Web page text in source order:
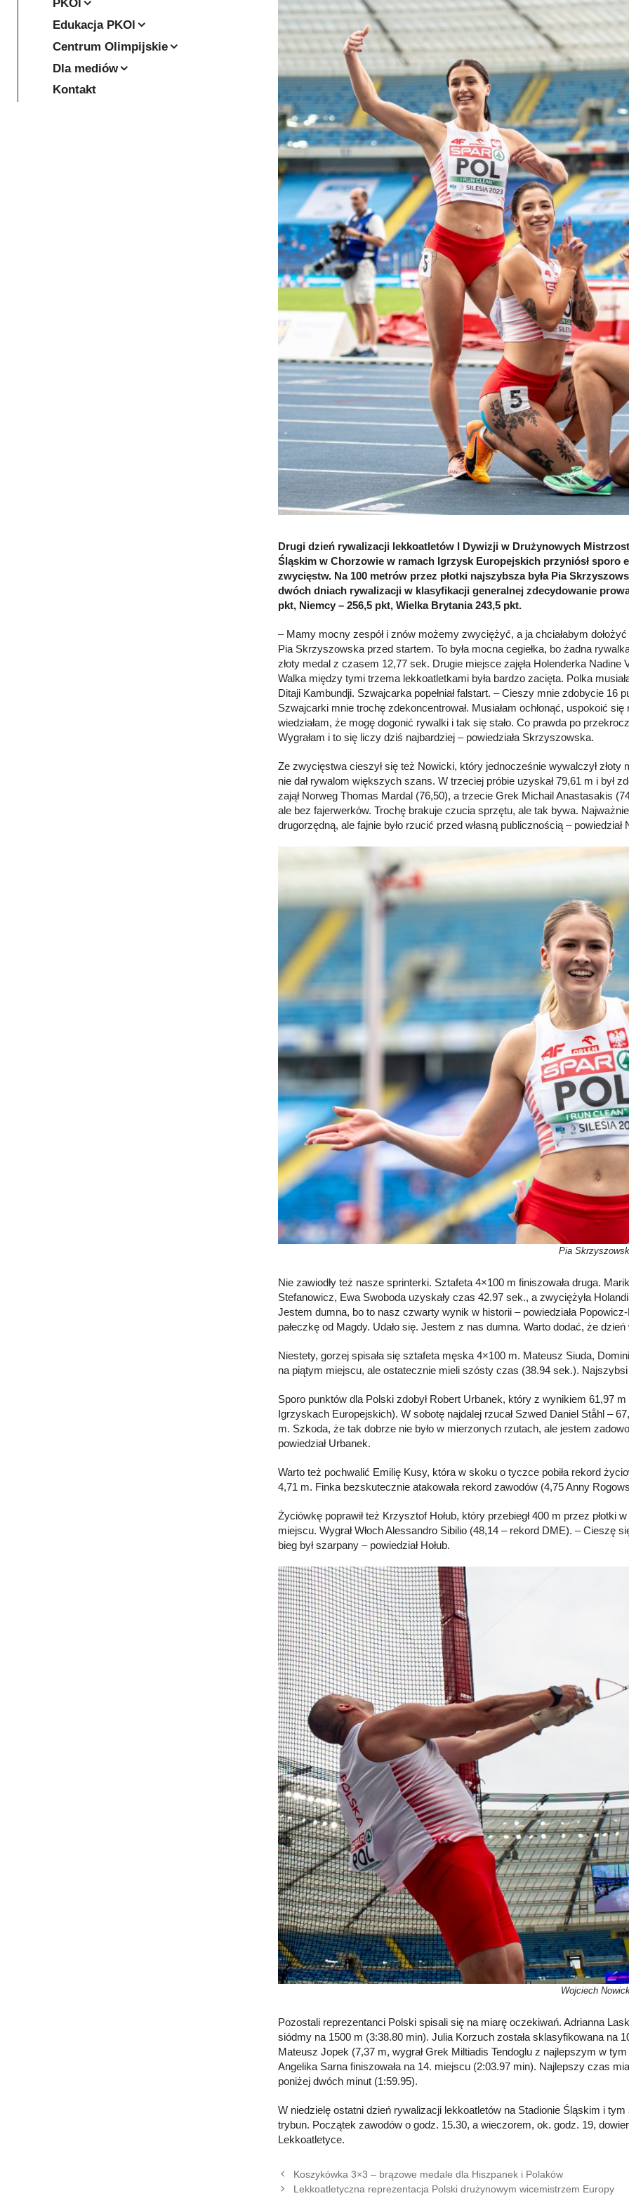
Drugi dzień rywalizacji lekkoatletów I Dywizji w Drużynowych
Śląskim w Chorzowie w ramach Igrzysk Europejskich przyniósł sporo
zwycięstw. Na 100 metrów przez płotki najszybsza była Pia
dwóch dniach rywalizacji w klasyfikacji generalnej zdecydowanie
pkt, Niemcy – 256,5 pkt, Wielka Brytania 243,5 pkt.
– Mamy mocny zespół i znów możemy zwyciężyć, a ja chciałabym
Pia Skrzyszowska przed startem. To była mocna cegiełka, bo żadna
złoty medal z czasem 12,77 sek. Drugie miejsce zajęła Holenderka
Walka między tymi trzema lekkoatletkami była bardzo zacięta. Polka
Ditaji Kambundji. Szwajcarka popełniał falstart. – Cieszy mnie zdobycie
Szwajcarki mnie trochę zdekoncentrował. Musiałam ochłonąć, uspokoić
wiedziałam, że mogę dogonić rywalki i tak się stało. Co prawda po
Wygrałam i to się liczy dziś najbardziej – powiedziała Skrzyszowska.
Ze zwycięstwa cieszył się też Nowicki, który jednocześnie wywalczył
nie dał rywalom większych szans. W trzeciej próbie uzyskał 79,61 m i był
zajął Norweg Thomas Mardal (76,50), a trzecie Grek Michail Anastasakis
ale bez fajerwerków. Trochę brakuje czucia sprzętu, ale tak bywa.
drugorzędną, ale fajnie było rzucić przed własną publicznością – powiedział
Pia
Nie zawiodły też nasze sprinterki. Sztafeta 4×100 m finiszowała druga.
Stefanowicz, Ewa Swoboda uzyskały czas 42.97 sek., a zwyciężyła
Jestem dumna, bo to nasz czwarty wynik w historii – powiedziała Popowicz-
pałeczkę od Magdy. Udało się. Jestem z nas dumna. Warto dodać, że
Niestety, gorzej spisała się sztafeta męska 4×100 m. Mateusz Siuda,
na piątym miejscu, ale ostatecznie mieli szósty czas (38.94 sek.).
Sporo punktów dla Polski zdobył Robert Urbanek, który z wynikiem 61,97
Igrzyskach Europejskich). W sobotę najdalej rzucał Szwed Daniel Ståhl –
m. Szkoda, że tak dobrze nie było w mierzonych rzutach, ale jestem
powiedział Urbanek.
Warto też pochwalić Emilię Kusy, która w skoku o tyczce pobiła rekord
4,71 m. Finka bezskutecznie atakowała rekord zawodów (4,75 Anny
Życiówkę poprawił też Krzysztof Hołub, który przebiegł 400 m przez
miejscu. Wygrał Włoch Alessandro Sibilio (48,14 – rekord DME). – Cieszę
bieg był szarpany – powiedział Hołub.
Wojciech
Pozostali reprezentanci Polski spisali się na miarę oczekiwań. Adrianna
siódmy na 1500 m (3:38.80 min). Julia Korzuch została sklasyfikowana na
Mateusz Jopek (7,37 m, wygrał Grek Miltiadis Tendoglu z najlepszym w
Angelika Sarna finiszowała na 14. miejscu (2:03.97 min). Najlepszy czas
poniżej dwóch minut (1:59.95).
W niedzielę ostatni dzień rywalizacji lekkoatletów na Stadionie Śląskim i
trybun. Początek zawodów o godz. 15.30, a wieczorem, ok. godz. 19,
Lekkoatletyce.
Koszykówka 3×3 – brązowe medale dla Hiszpanek i Polaków
Lekkoatletyczna reprezentacja Polski drużynowym wicemistrzem Europy
PKOl
Edukacja PKOl
Centrum Olimpijskie
Dla mediów
Kontakt